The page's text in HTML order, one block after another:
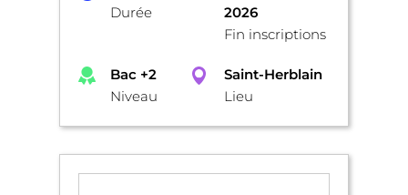
Durée
2026
Fin inscriptions
Bac +2
Niveau
Saint-Herblain
Lieu